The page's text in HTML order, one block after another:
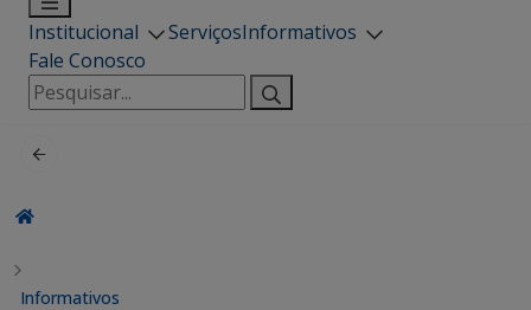
Institucional ServiçosInformativos
Fale Conosco
Pesquisar
por:
Informativos